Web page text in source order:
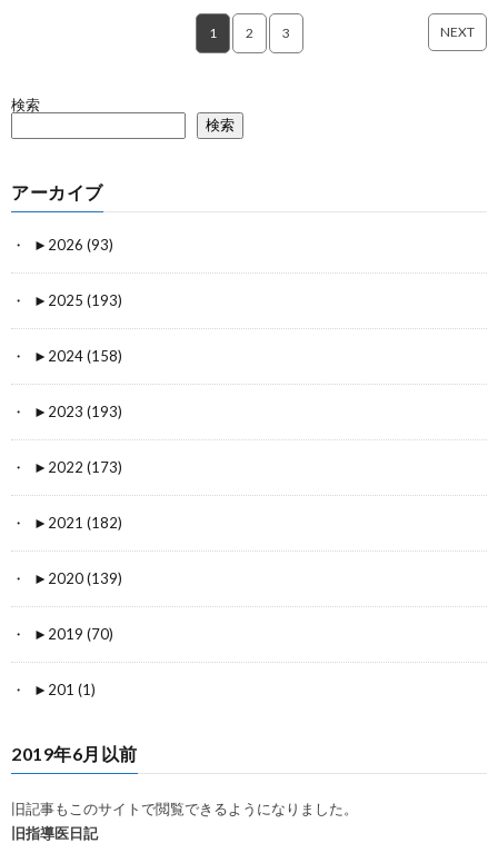
1 2 3 NEXT
検索
検索
アーカイブ
► 2026 (93)
► 2025 (193)
► 2024 (158)
► 2023 (193)
► 2022 (173)
► 2021 (182)
► 2020 (139)
► 2019 (70)
► 201 (1)
2019年6月以前
旧記事もこのサイトで閲覧できるようになりました。
旧指導医日記